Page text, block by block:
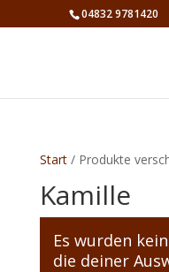
04832 9781420
Start/ Produkte
Kamille
Es wurden
die deiner